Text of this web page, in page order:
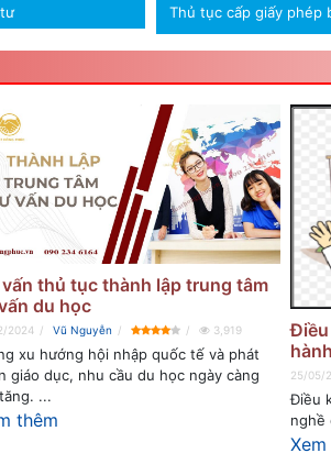
Thủ tục cấp giấy phép
thủ tục thành lập trung tâm
du học
2024 Vũ Nguyễn 3,919
xu hướng hội nhập quốc tế và phát
giáo dục, nhu cầu du học ngày càng
...
thêm
25/05/
Điều
nghề